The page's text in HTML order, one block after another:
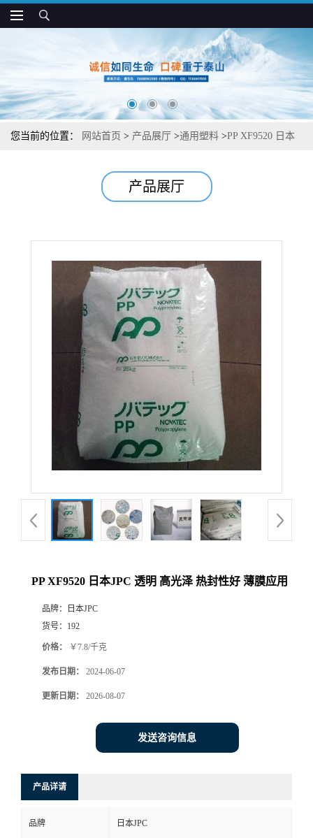
您当前的位置： 网站首页 > 产品展厅 >通用塑料 >PP XF9520 日本
产品展厅
PP XF9520 日本JPC 透明 高光泽 热封性好 薄膜应用
品牌：
日本JPC
货号： 192
价格： ￥7.8/千克
发布日期： 2024-06-07
更新日期： 2026-08-07
发送咨询信息
产品详请
品牌 日本JPC